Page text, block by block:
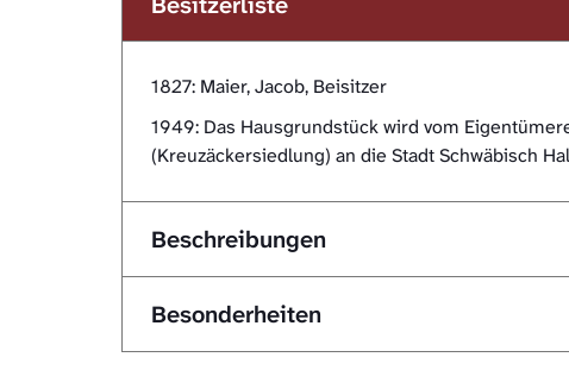
1827: Maier, Jacob, Beisitzer
1949: Das Hausgrundstück wird vom
(Kreuzäckersiedlung) an die Stadt Schwäbisch
Beschreibungen
Besonderheiten